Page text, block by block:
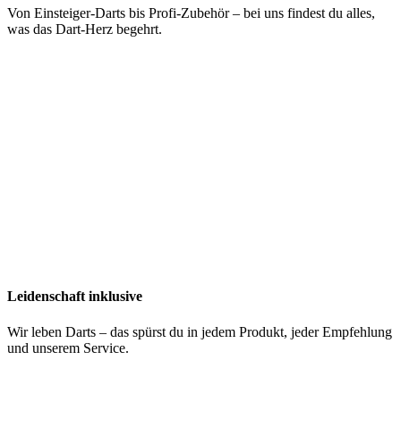
Von Einsteiger-Darts bis Profi-Zubehör – bei uns findest du alles,
was das Dart-Herz begehrt.
Leidenschaft inklusive
Wir leben Darts – das spürst du in jedem Produkt, jeder Empfehlung
und unserem Service.